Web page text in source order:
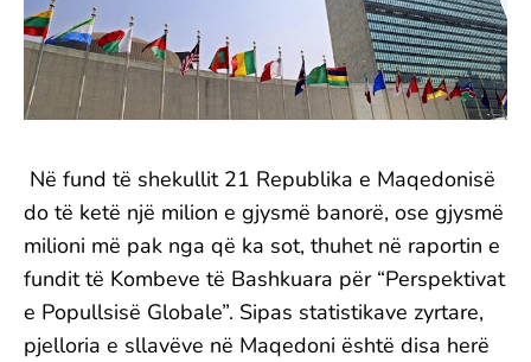
Në fund të shekullit 21 Republika e Maqedonisë
do të ketë një milion e gjysmë banorë, ose gjysmë
milioni më pak nga që ka sot, thuhet në raportin e
fundit të Kombeve të Bashkuara për “Perspektivat
e Popullsisë Globale”. Sipas statistikave zyrtare,
pjelloria e sllavëve në Maqedoni është disa herë